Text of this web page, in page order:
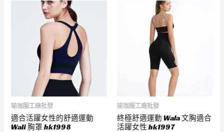
瑜珈服工廠批發
適合活躍女性的舒適運動
Wali 胸罩 hk1998
瑜珈服工廠批發
終極舒適運動 Wala 文胸適合
活躍女性 hk1997